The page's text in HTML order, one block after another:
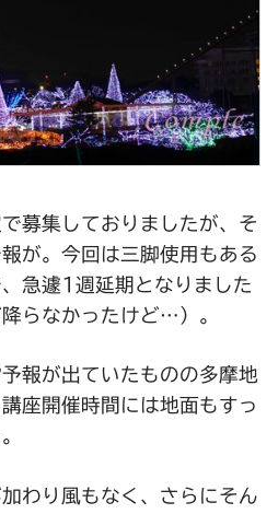
募集しておりましたが、そ
が。今回は三脚使用もある
急遽1週延期となりました
らなかったけど…）。
報が出ていたものの多摩地
座開催時間には地面もすっ
わり風もなく、さらにそん